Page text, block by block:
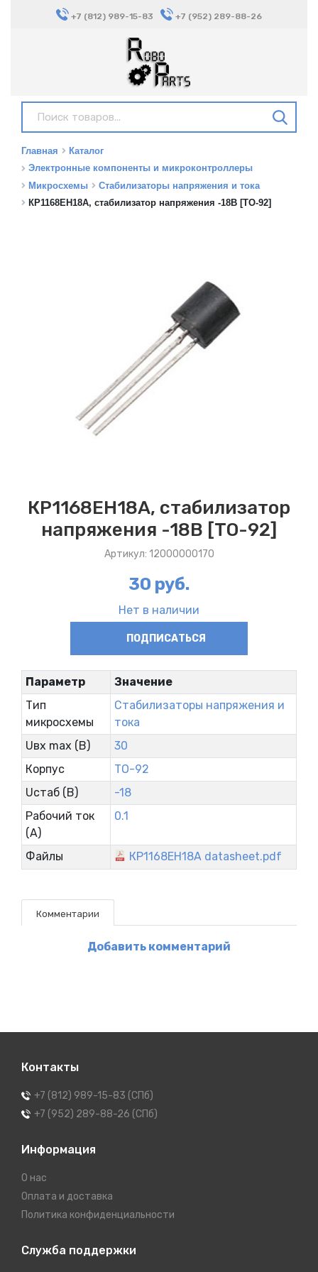
+7 (812) 989-15-83 +7 (952) 289-88-26
Главная
Каталог
Электронные компоненты и микроконтроллеры
Микросхемы
Стабилизаторы напряжения и тока
КР1168ЕН18А, стабилизатор напряжения -18В [TO-92]
КР1168ЕН18А, стабилизатор
напряжения -18В [TO-92]
Артикул: 12000000170
30 руб.
Нет в наличии
ПОДПИСАТЬСЯ
Параметр
Значение
Тип
микросхемы
Стабилизаторы напряжения и
тока
Uвх max (В)
30
Корпус
TO-92
Uстаб (В)
-18
Рабочий ток
(А)
0.1
Файлы КР1168ЕН18А datasheet.pdf
Комментарии
Добавить комментарий
Контакты
+7 (812) 989-15-83 (СПб)
+7 (952) 289-88-26 (СПб)
Информация
О нас
Оплата и доставка
Политика конфиденциальности
Служба поддержки